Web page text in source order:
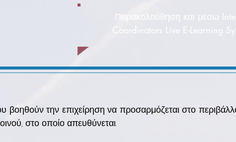
Παρακολούθηση και μέσω
Coordinators Live E-Learning
βοηθούν την επιχείρηση να προσαρμόζεται στο
στο οποίο απευθύνεται.